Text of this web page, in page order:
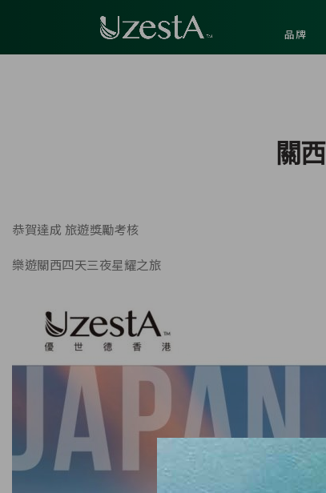
品牌
關
恭賀達成 旅遊獎勵考核
樂遊關西四天三夜星耀之旅